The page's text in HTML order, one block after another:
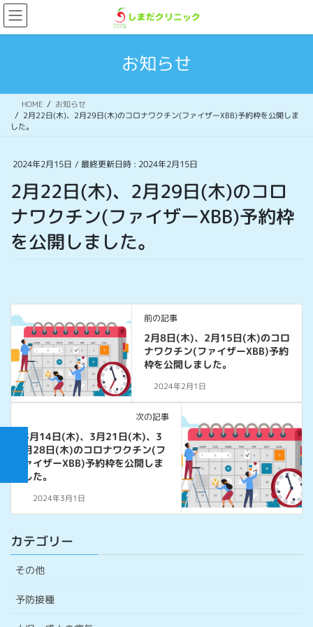
コ
ン
テ
ス
ナ
ビ
ゲ
ン
お知らせ
HOME
お知らせ
2月22日(木)、2月29日(木)のコロナワクチン(ファイザーXBB)予約枠を公開しま
した。
2024年2月15日 / 最終更新日時 : 2024年2月15日
2月22日(木)、2月29日(木)のコロ
ナワクチン(ファイザーXBB)予約枠
を公開しました。
前の記事
2月8日(木)、2月15日(木)のコロ
ナワクチン(ファイザーXBB)予約
枠を公開しました。
2024年2月1日
次の記事
3月14日(木)、3月21日(木)、3
月28日(木)のコロナワクチン(フ
ァイザーXBB)予約枠を公開しま
した。
2024年3月1日
カテゴリー
その他
予防接種